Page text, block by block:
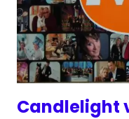
Candlelight